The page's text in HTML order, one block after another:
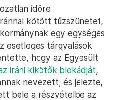
időre
kötött tűzszünetet,
egy egységes
esetleges tárgyalások
hogy az Egyesült
iráni kikötők blokádját,
nevezett, és jelezte,
bele a részvételbe az